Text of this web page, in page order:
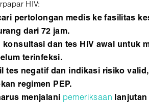
HIV:
pertolongan medis ke fasilitas
dari 72 jam.
konsultasi dan tes HIV awal untuk
terinfeksi.
tes negatif dan indikasi risiko
regimen PEP.
menjalani pemeriksaan lanjutan